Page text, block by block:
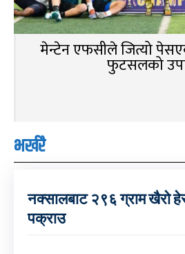
मेन्टेन एफसीले जित्यो
फुटसलको
भर्खरै
नक्सालबाट २९६ ग्राम खैरो
पक्राउ